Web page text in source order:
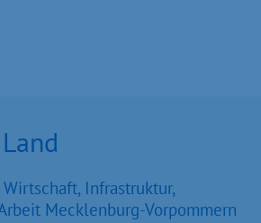
Infrastruktur,
Mecklenburg-Vorpommern